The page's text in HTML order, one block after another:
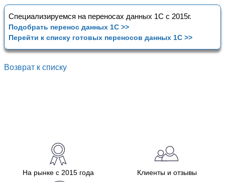
Специализируемся на переносах данных 1С с 2015г.
Подобрать перенос данных 1С >>
Перейти к списку готовых переносов данных 1С >>
Возврат к списку
На рынке с 2015 года Клиенты и отзывы